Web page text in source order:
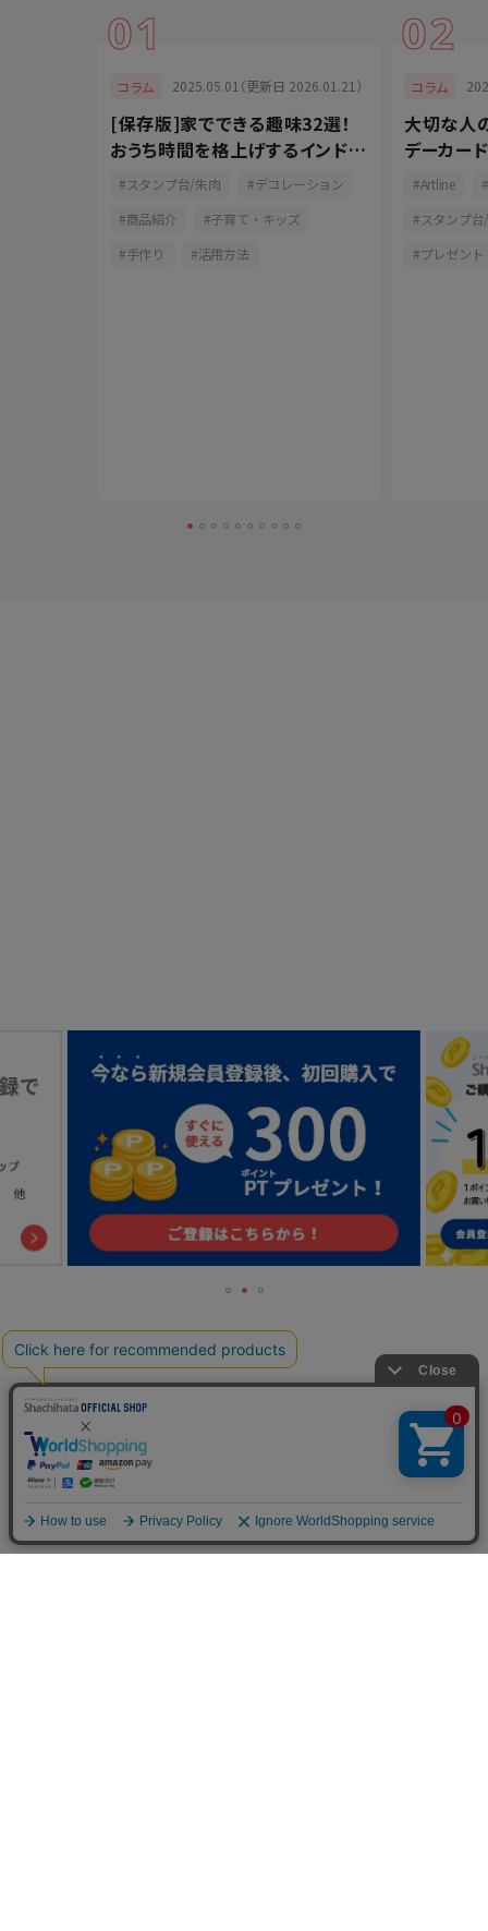
01
コラム 2025.05.01（更新日 2026.01.21）
[保存版]家でできる趣味32選！
おうち時間を格上げするインドア
派スタンプ台/朱肉
デコレーション
商品紹介
子育て・キッズ
手作り
活用方法
02
コラム
大切な人
デーカー
に！Artline
スタンプ
プレゼント
TOP
人気の特集一覧